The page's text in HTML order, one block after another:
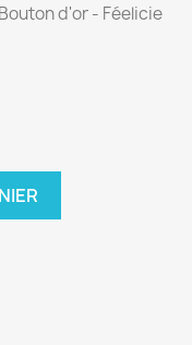
d'or - Féelicie